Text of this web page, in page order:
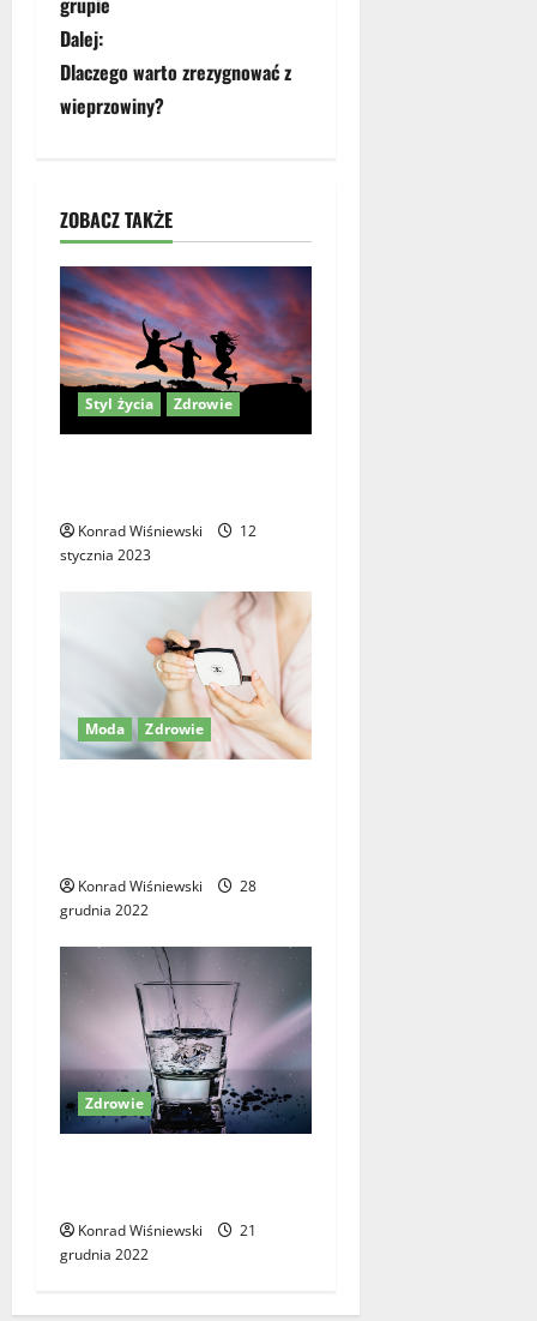
b
a
w
p
i
s
y
Dalej:
Dlaczego warto zrezygnować z
wieprzowiny?
ZOBACZ TAKŻE
Styl życia Zdrowie
Konrad Wiśniewski
12
stycznia 2023
Moda Zdrowie
Konrad Wiśniewski
28
grudnia 2022
Zdrowie
Konrad Wiśniewski
21
grudnia 2022